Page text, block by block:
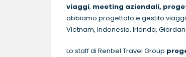
viaggi, meeting aziendali,
abbiamo progettato e gestito viaggi
Vietnam, Indonesia, Irlanda,
Lo staff di Renbel Travel Group